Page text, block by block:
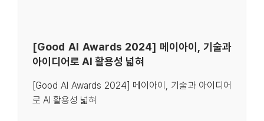
[Good AI Awards 2024] 메이아이, 기술과
아이디어로 AI 활용성 넓혀
[Good AI Awards 2024] 메이아이, 기술과 아이디어
로 AI 활용성 넓혀